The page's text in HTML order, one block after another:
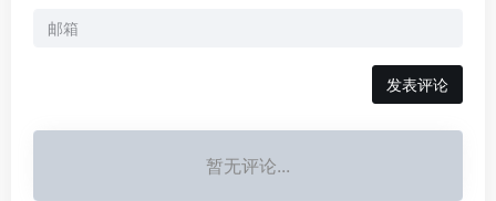
发表评论
暂无评论...